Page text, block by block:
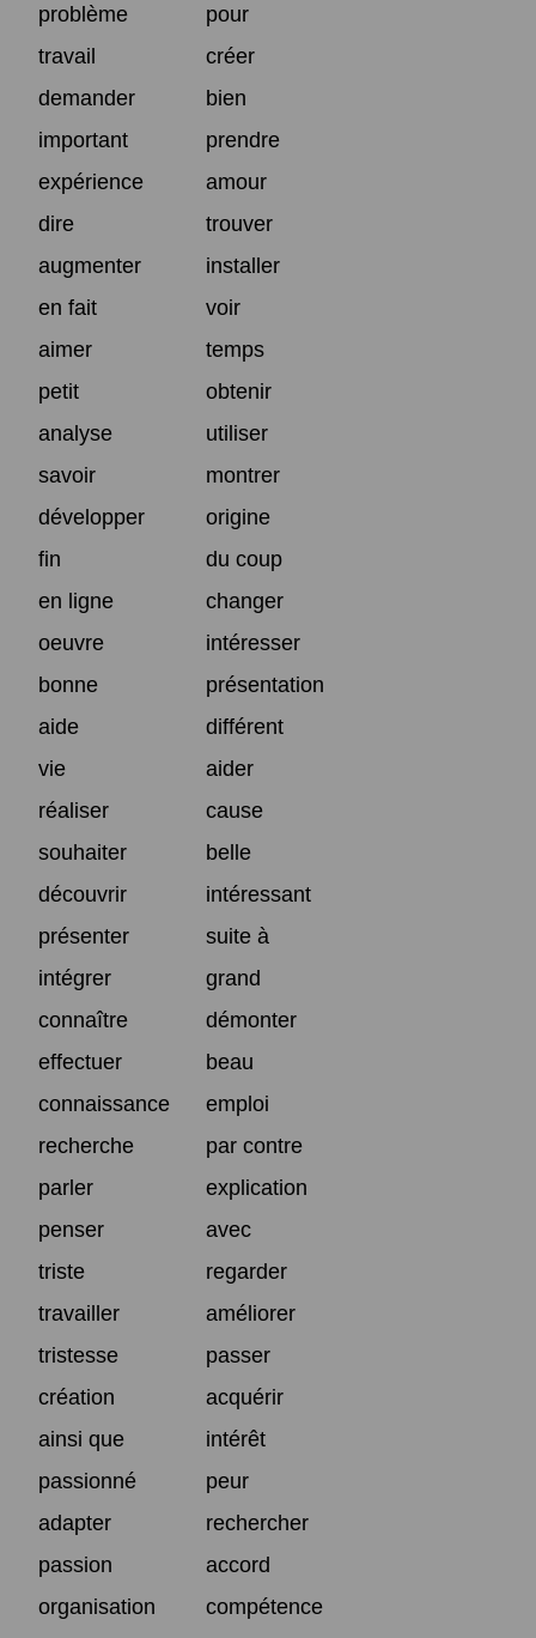
problème
pour
travail
créer
demander
bien
important
prendre
expérience
amour
dire
trouver
augmenter
installer
en fait
voir
aimer
temps
petit
obtenir
analyse
utiliser
savoir
montrer
développer
origine
fin
du coup
en ligne
changer
oeuvre
intéresser
bonne
présentation
aide
différent
vie
aider
réaliser
cause
souhaiter
belle
découvrir
intéressant
présenter
suite à
intégrer
grand
connaître
démonter
effectuer
beau
connaissance
emploi
recherche
par contre
parler
explication
penser
avec
triste
regarder
travailler
améliorer
tristesse
passer
création
acquérir
ainsi que
intérêt
passionné
peur
adapter
rechercher
passion
accord
organisation
compétence